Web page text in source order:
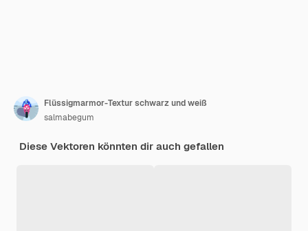
Flüssigmarmor-Textur schwarz und weiß
salmabegum
Diese Vektoren könnten dir auch gefallen